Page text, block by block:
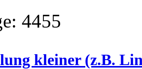
4455
kleiner (z.B.